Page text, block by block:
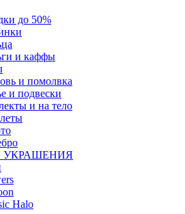
до 50%
и каффы
и помолвка
и подвески
и на тело
УКРАШЕНИЯ
Halo